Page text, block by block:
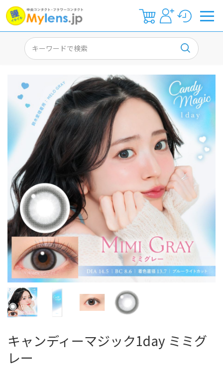
キャンディーマジック1day ミミグ
レー